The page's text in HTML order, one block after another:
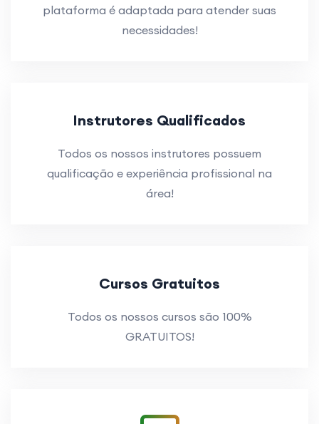
plataforma é adaptada para atender suas
necessidades!
Instrutores Qualificados
Todos os nossos instrutores possuem
qualificação e experiência profissional na
área!
Cursos Gratuitos
Todos os nossos cursos são 100%
GRATUITOS!